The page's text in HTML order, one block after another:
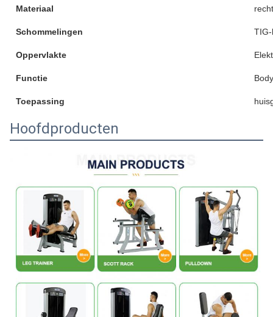
Materiaal
Schommelingen
Oppervlakte
Functie
Toepassing
Hoofdproducten